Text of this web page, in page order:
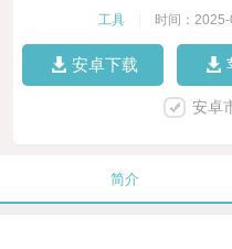
工具 时间：
安卓下载
安卓
简介